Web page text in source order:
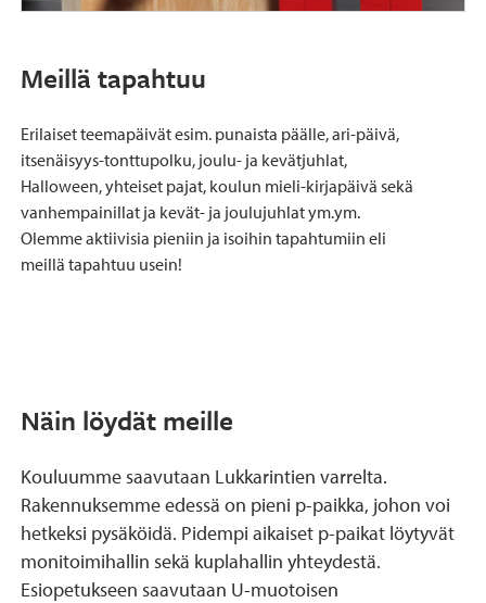
Meillä tapahtuu
Erilaiset teemapäivät esim. punaista päälle, ari-päivä,
itsenäisyys-tonttupolku, joulu- ja kevätjuhlat,
Halloween, yhteiset pajat, koulun mieli-kirjapäivä sekä
vanhempainillat ja kevät- ja joulujuhlat ym.ym.
Olemme aktiivisia pieniin ja isoihin tapahtumiin eli
meillä tapahtuu usein!
Näin löydät meille
Kouluumme saavutaan Lukkarintien varrelta.
Rakennuksemme edessä on pieni p-paikka, johon voi
hetkeksi pysäköidä. Pidempi aikaiset p-paikat löytyvät
monitoimihallin sekä kuplahallin yhteydestä.
Esiopetukseen saavutaan U-muotoisen